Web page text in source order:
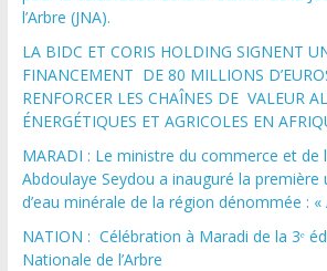
l’Arbre (JNA).
LA BIDC ET CORIS HOLDING SIGNENT
FINANCEMENT DE 80 MILLIONS
RENFORCER LES CHAÎNES DE VALEUR
ÉNERGÉTIQUES ET AGRICOLES EN
MARADI : Le ministre du commerce et de
Abdoulaye Seydou a inauguré la première
d’eau minérale de la région dénommée : «
NATION : Célébration à Maradi de la 3ᵉ
Nationale de l’Arbre